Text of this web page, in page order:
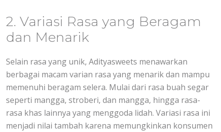
2. Variasi Rasa yang Beragam
dan Menarik
Selain rasa yang unik, Adityasweets menawarkan
berbagai macam varian rasa yang menarik dan mampu
memenuhi beragam selera. Mulai dari rasa buah segar
seperti mangga, stroberi, dan mangga, hingga rasa-
rasa khas lainnya yang menggoda lidah. Variasi rasa ini
menjadi nilai tambah karena memungkinkan konsumen